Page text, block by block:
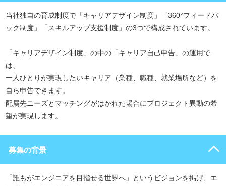
当社独自の育成制度で「キャリアデザイン制度」「360°フィードバ
ック制度」「スキルアップ支援制度」の3つで構成されています。
「キャリアデザイン制度」の中の「キャリア自己申告」の運用で
は、
一人ひとりが実現したいキャリア（業種、職種、就業場所など）を
自ら申告できます。
配属先ニーズとマッチングがはかれた場合にプロジェクト異動の希
望が実現します。
募集の背景
「誰もがエンジニアを目指せる世界へ」というビジョンを掲げ、エ